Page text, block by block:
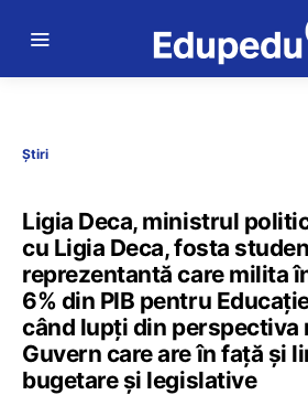
Știri
Ligia Deca, ministrul
cu Ligia Deca, fosta
reprezentantă care milita
6% din PIB pentru
când lupți din perspectiva
Guvern care are în față și
bugetare și legislative